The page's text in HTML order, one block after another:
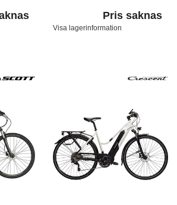
Pris saknas
Visa lagerinformation